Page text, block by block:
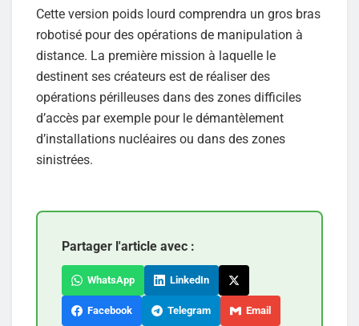
Cette version poids lourd comprendra un gros bras
robotisé pour des opérations de manipulation à
distance. La première mission à laquelle le
destinent ses créateurs est de réaliser des
opérations périlleuses dans des zones difficiles
d’accès par exemple pour le démantèlement
d’installations nucléaires ou dans des zones
sinistrées.
Partager l'article avec :
WhatsApp LinkedIn
Facebook Telegram Email